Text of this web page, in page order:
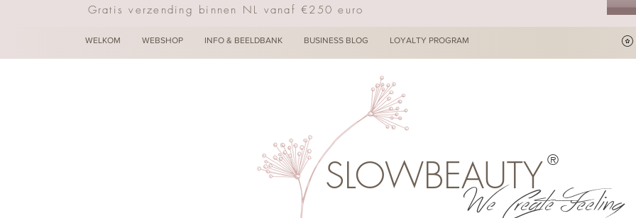
Gratis verzending binnen NL vanaf €250 euro
WELKOM WEBSHOP INFO & BEELDBANK BUSINESS BLOG LOYALTY PROGRAM
SLOWBEAUTY ®
We Create Feeling